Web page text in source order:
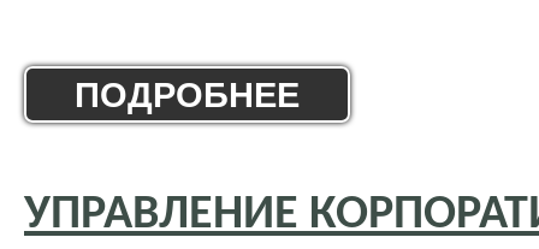
ПОДРОБНЕЕ
УПРАВЛЕНИЕ